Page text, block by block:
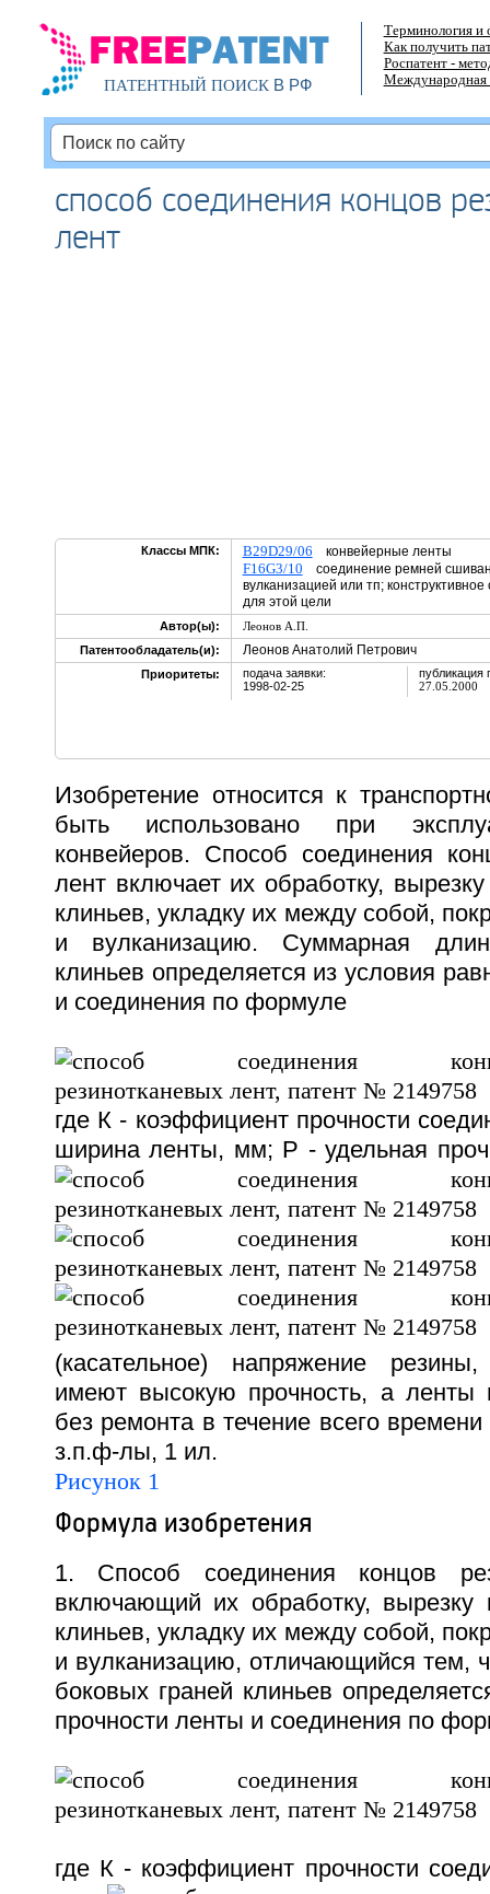
ПАТЕНТНЫЙ ПОИСКВ РФ
Терминология и
Как получить
Роспатент -
Международная
способ соединения концов
лент
Классы МПК: B29D29/06 конвейерные ленты
F16G3/10 соединение ремней
вулканизацией или тп;
для этой цели
Автор(ы):
Леонов А.П.
Патентообладатель(и):
Леонов Анатолий Петрович
Приоритеты:
подача заявки:
1998-02-25
публикация
27.05.2000
Изобретение относится к
быть использовано при
конвейеров. Способ соединения
лент включает их обработку,
клиньев, укладку их между собой,
и вулканизацию. Суммарная
клиньев определяется из условия
и соединения по формуле
где К - коэффициент прочности
ширина ленты, мм; Р - удельная
(касательное) напряжение
имеют высокую прочность, а
без ремонта в течение всего
з.п.ф-лы, 1 ил.
Рисунок 1
Формула изобретения
1. Способ соединения концов
включающий их обработку, вырезку
клиньев, укладку их между собой,
и вулканизацию, отличающийся тем,
боковых граней клиньев
прочности ленты и соединения по
где К - коэффициент прочности